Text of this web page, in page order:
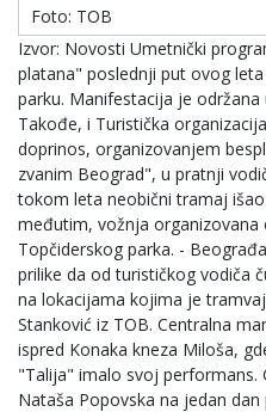
Foto: TOB
Izvor: Novosti Umetnički
platana" poslednji put ovog
parku. Manifestacija je
Takođe, i Turistička
doprinos, organizovanjem
zvanim Beograd", u pratnji
tokom leta neobični tramaj
međutim, vožnja organizovana
Topčiderskog parka. -
prilike da od turističkog vodiča
na lokacijama kojima je
Stanković iz TOB. Centralna
ispred Konaka kneza Miloša,
"Talija" imalo svoj performans.
Nataša Popovska na jedan